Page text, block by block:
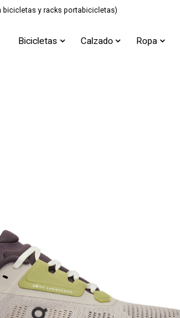
bicicletas y racks portabicicletas)
Bicicletas Calzado Ropa